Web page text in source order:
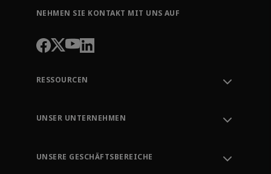
NEHMEN SIE KONTAKT MIT UNS AUF
RESSOURCEN
Auftragsverfolgung
Ausbildung
UNSER UNTERNEHMEN
Umwelt, Soziales und Governance
UNSERE GESCHÄFTSBEREICHE